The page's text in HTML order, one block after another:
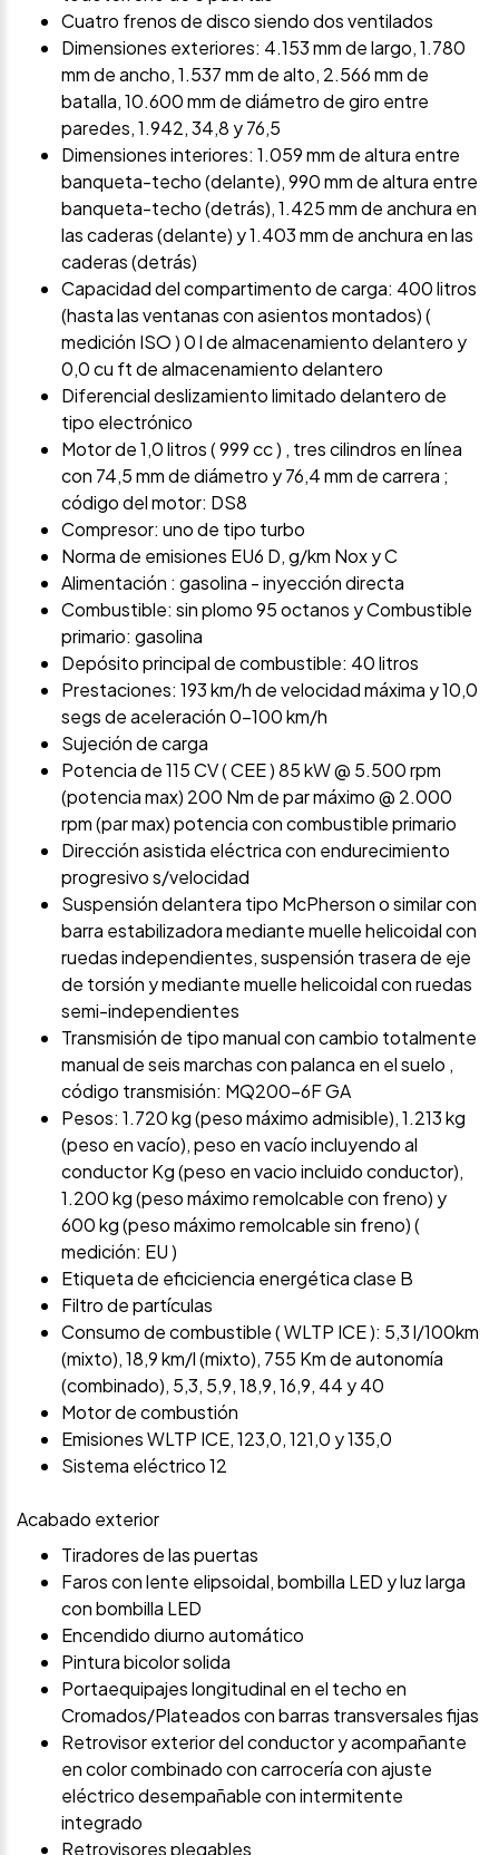
Cuatro frenos de disco siendo dos ventilados
Dimensiones exteriores: 4.153 mm de largo, 1.780
mm de ancho, 1.537 mm de alto, 2.566 mm de
batalla, 10.600 mm de diámetro de giro entre
paredes, 1.942, 34,8 y 76,5
Dimensiones interiores: 1.059 mm de altura entre
banqueta-techo (delante), 990 mm de altura entre
banqueta-techo (detrás), 1.425 mm de anchura en
las caderas (delante) y 1.403 mm de anchura en las
caderas (detrás)
Capacidad del compartimento de carga: 400 litros
(hasta las ventanas con asientos montados) (
medición ISO ) 0 l de almacenamiento delantero y
0,0 cu ft de almacenamiento delantero
Diferencial deslizamiento limitado delantero de
tipo electrónico
Motor de 1,0 litros ( 999 cc ) , tres cilindros en línea
con 74,5 mm de diámetro y 76,4 mm de carrera ;
código del motor: DS8
Compresor: uno de tipo turbo
Norma de emisiones EU6 D, g/km Nox y C
Alimentación : gasolina - inyección directa
Combustible: sin plomo 95 octanos y Combustible
primario: gasolina
Depósito principal de combustible: 40 litros
Prestaciones: 193 km/h de velocidad máxima y 10,0
segs de aceleración 0-100 km/h
Sujeción de carga
Potencia de 115 CV ( CEE ) 85 kW @ 5.500 rpm
(potencia max) 200 Nm de par máximo @ 2.000
rpm (par max) potencia con combustible primario
Dirección asistida eléctrica con endurecimiento
progresivo s/velocidad
Suspensión delantera tipo McPherson o similar con
barra estabilizadora mediante muelle helicoidal con
ruedas independientes, suspensión trasera de eje
de torsión y mediante muelle helicoidal con ruedas
semi-independientes
Transmisión de tipo manual con cambio totalmente
manual de seis marchas con palanca en el suelo ,
código transmisión: MQ200-6F GA
Pesos: 1.720 kg (peso máximo admisible), 1.213 kg
(peso en vacío), peso en vacío incluyendo al
conductor Kg (peso en vacio incluido conductor),
1.200 kg (peso máximo remolcable con freno) y
600 kg (peso máximo remolcable sin freno) (
medición: EU )
Etiqueta de eficiciencia energética clase B
Filtro de partículas
Consumo de combustible ( WLTP ICE ): 5,3 l/100km
(mixto), 18,9 km/l (mixto), 755 Km de autonomía
(combinado), 5,3, 5,9, 18,9, 16,9, 44 y 40
Motor de combustión
Emisiones WLTP ICE, 123,0, 121,0 y 135,0
Sistema eléctrico 12
Acabado exterior
Tiradores de las puertas
Faros con lente elipsoidal, bombilla LED y luz larga
con bombilla LED
Encendido diurno automático
Pintura bicolor solida
Portaequipajes longitudinal en el techo en
Cromados/Plateados con barras transversales fijas
Retrovisor exterior del conductor y acompañante
en color combinado con carrocería con ajuste
eléctrico desempañable con intermitente
integrado
Retrovisores plegables